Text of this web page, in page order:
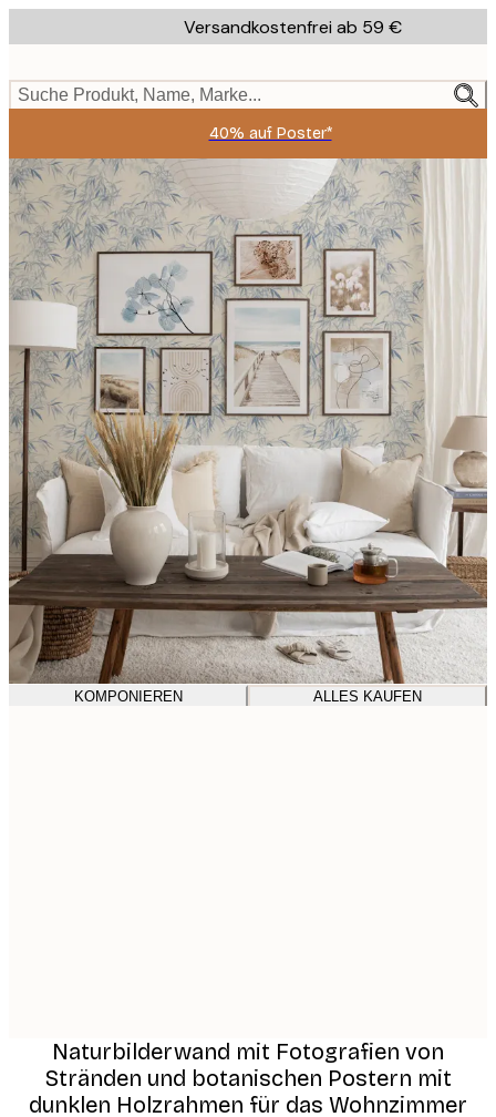
to
content.
Versandkostenfrei ab 59 €
Suche Produkt, Name, Marke...
40% auf Poster*
KOMPONIEREN ALLES KAUFEN
Naturbilderwand mit Fotografien von
Stränden und botanischen Postern mit
dunklen Holzrahmen für das Wohnzimmer